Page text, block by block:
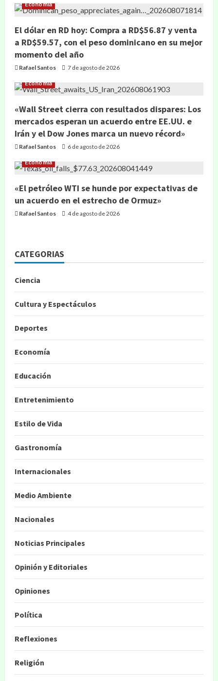
Economía
El dólar en RD hoy: Compra a RD$56.87 y venta
a RD$59.57, con el peso dominicano en su mejor
momento del año
Rafael Santos 7 de agosto de 2026
Economía
«Wall Street cierra con resultados dispares: Los
mercados esperan un acuerdo entre EE.UU. e
Irán y el Dow Jones marca un nuevo récord»
Rafael Santos 6 de agosto de 2026
Economía
«El petróleo WTI se hunde por expectativas de
un acuerdo en el estrecho de Ormuz»
Rafael Santos 4 de agosto de 2026
CATEGORIAS
Ciencia
Cultura y Espectáculos
Deportes
Economía
Educación
Entretenimiento
Estilo de Vida
Gastronomía
Internacionales
Medio Ambiente
Nacionales
Noticias Principales
Opinión y Editoriales
Opiniones
Política
Reflexiones
Religión